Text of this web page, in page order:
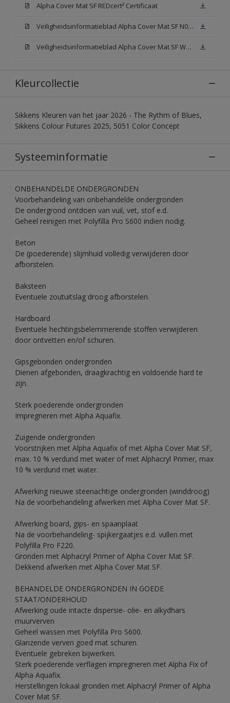
Alpha Cover Mat SF REDcert² Certificaat
Veiligheidsinformatieblad Alpha Cover Mat SF N00 (SDS)
Veiligheidsinformatieblad Alpha Cover Mat SF White (SDS)
Kleurcollectie
Sikkens Kleuren van het jaar 2026 - The Rythm of Blues,
Sikkens Colour Futures 2025, 5051 Color Concept
Systeeminformatie
ONBEHANDELDE ONDERGRONDEN
Voorbehandeling van onbehandelde ondergronden
De ondergrond ontdoen van vuil, vet, stof e.d.
Geheel reinigen met Polyfilla Pro S600 indien nodig.
Beton
De (poederende) slijmhuid volledig verwijderen door
afborstelen.
Baksteen
Eventuele zoutuitslag droog afborstelen.
Hardboard
Eventuele hechtingsbelemmerende stoffen verwijderen
door ontvetten en/of schuren.
Gipsgebonden ondergronden
Dienen afgebonden, draagkrachtig en voldoende hard te
zijn.
Sterk poederende ondergronden
Impregneren met Alpha Aquafix.
Zuigende ondergronden
Voorstrijken met Alpha Aquafix of met Alpha Cover Mat SF,
max. 10 % verdund met water of met Alphacryl Primer, max
10 % verdund met water.
Afwerking nieuwe steenachtige ondergronden (winddroog)
Na de voorbehandeling afwerken met Alpha Cover Mat SF.
Afwerking board, gips- en spaanplaat
Na de voorbehandeling- spijkergaatjes e.d. vullen met
Polyfilla Pro F220.
Gronden met Alphacryl Primer of Alpha Cover Mat SF.
Dekkend afwerken met Alpha Cover Mat SF.
BEHANDELDE ONDERGRONDEN IN GOEDE
STAAT/ONDERHOUD
Afwerking oude intacte dispersie- olie- en alkydhars
muurverven
Geheel wassen met Polyfilla Pro S600.
Glanzende verven goed mat schuren.
Eventuele gebreken bijwerken.
Sterk poederende verflagen impregneren met Alpha Fix of
Alpha Aquafix.
Herstellingen lokaal gronden met Alphacryl Primer of Alpha
Cover Mat SF.